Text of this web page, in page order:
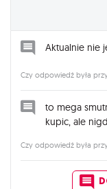
Aktualnie nie
Czy odpowiedź była
to mega
kupic, ale
Czy odpowiedź była